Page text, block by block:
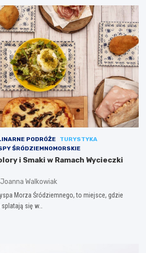
PODRÓŻE
TURYSTYKA
ŚRÓDZIEMNOMORSKIE
i Smaki w Ramach Wycieczki
Joanna Walkowiak
Morza Śródziemnego, to miejsce, gdzie
się w…